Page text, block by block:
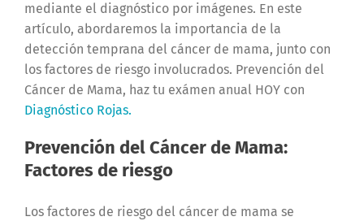
mediante el diagnóstico por imágenes. En este
artículo, abordaremos la importancia de la
detección temprana del cáncer de mama, junto con
los factores de riesgo involucrados. Prevención del
Cáncer de Mama, haz tu exámen anual HOY con
Diagnóstico Rojas.
Prevención del Cáncer de Mama:
Factores de riesgo
Los factores de riesgo del cáncer de mama se